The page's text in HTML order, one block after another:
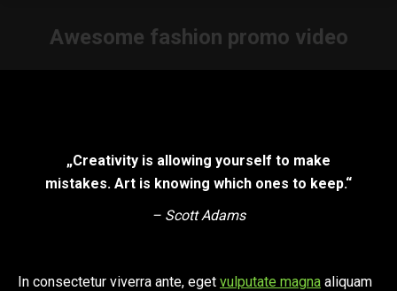
Awesome fashion promo video
„Creativity is allowing yourself to make
mistakes. Art is knowing which ones to keep.“
– Scott Adams
In consectetur viverra ante, eget vulputate magna aliquam